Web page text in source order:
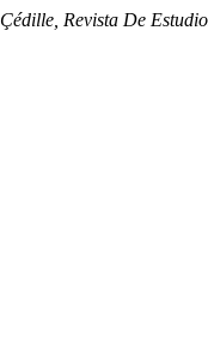
Çédille, Revista De